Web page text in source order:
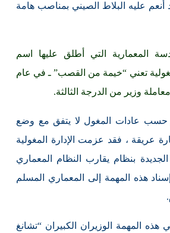
أنعم عليه البلاط الصيني بمناصب هامة
المعمارية التي أطلق عليها اسم
تعني “خيمة من القصب” ـ في عام
حسب عادات المغول لا يتفق مع وضع
عريقة ، فقد عزمت الإدارة المغولية
بنظام يقارب النظام المعماري
هذه المهمة إلى المعماري المسلم
هذه المهمة الوزيران الكبيران “تشانغ